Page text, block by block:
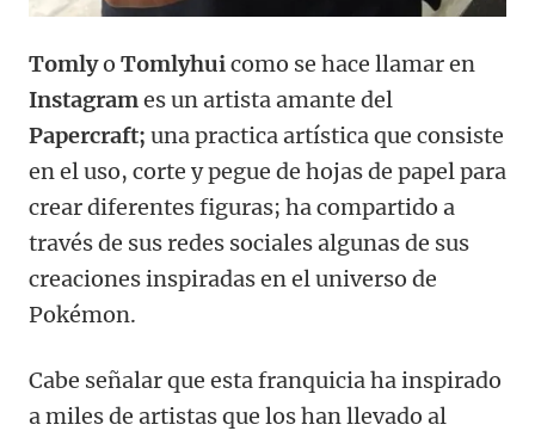
Tomlyo Tomlyhuicomo se hace llamar en
Instagrames un artista amante del
Papercraft; una practica artística que consiste
en el uso, corte y pegue de hojas de papel para
crear diferentes figuras; ha compartido a
través de sus redes sociales algunas de sus
creaciones inspiradas en el universo de
Pokémon.
Cabe señalar que esta franquicia ha inspirado
a miles de artistas que los han llevado al